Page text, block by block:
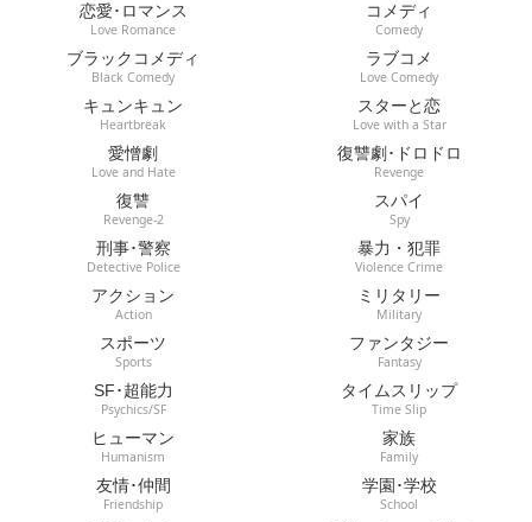
恋愛･ロマンス
Love Romance
コメディ
Comedy
ブラックコメディ
Black Comedy
ラブコメ
Love Comedy
キュンキュン
Heartbreak
スターと恋
Love with a Star
愛憎劇
Love and Hate
復讐劇･ドロドロ
Revenge
復讐
Revenge-2
スパイ
Spy
刑事･警察
Detective Police
暴力・犯罪
Violence Crime
アクション
Action
ミリタリー
Military
スポーツ
Sports
ファンタジー
Fantasy
SF･超能力
Psychics/SF
タイムスリップ
Time Slip
ヒューマン
Humanism
家族
Family
友情･仲間
Friendship
学園･学校
School